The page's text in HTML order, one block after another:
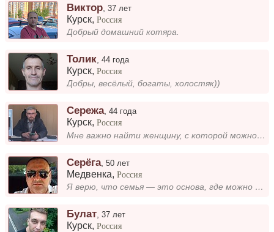
Виктор ,37 лет
Курск,Россия
Добрый домашний котяра.
Толик ,44 года
Курск,Россия
Добры, весёлый, богаты, холостяк))
Сережа,44 года
Курск,Россия
Мне важно найти женщину, с которой можно начать путь создания семьи. Жду человека без детей, готового к ответственным от...
Серёга,50 лет
Медвенка,Россия
Я верю, что семья — это основа, где можно быть собой, делиться мечтами и поддерживать друг друга. Для меня важно находит...
Булат,37 лет
Курск,Россия